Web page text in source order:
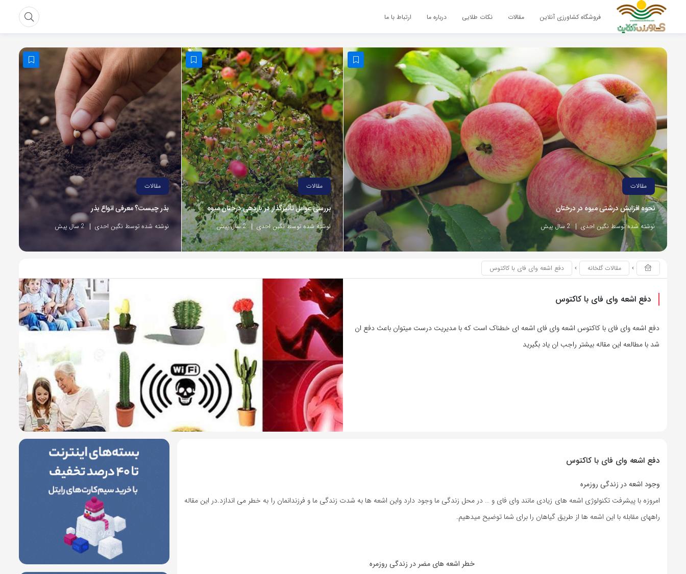
فروشگاه کشاورزی آنلاین مقالات نکات طلایی درباره ما ارتباط با ما
مقالات
نحوه افزایش درشتی میوه در درختان
نوشته شده توسط نگین احدی 2 سال پیش
مقالات
بررسی عوامل تأثیرگذار در باردهی درختان میوه
نوشته شده توسط نگین احدی 2 سال پیش
مقالات
بذر چیست؟ معرفی انواع بذر
نوشته شده توسط نگین احدی 2 سال پیش
مقالات گلخانه دفع اشعه وای فای با کاکتوس
دفع اشعه وای فای با کاکتوس
دفع اشعه وای فای با کاکتوس اشعه وای فای اشعه ای خطناک است که با مدیریت درست میتوان باعث دفع ان
شد با مطالعه این مقاله بیشتر راجب ان یاد بگیرید
دفع اشعه وای فای با کاکتوس
وجود اشعه در زندگی روزمره
امروزه با پیشرفت تکنولوژی اشعه های زیادی مانند وای فای و … در محل زندگی ما وجود دارد واین اشعه ها به شدت زندگی ما و فرزندانمان را به خطر می اندازد.در این مقاله
راههای مقابله با این اشعه ها از طریق گیاهان را برای شما توضیح میدهیم.
خطر اشعه های مضر در زندگی روزمره